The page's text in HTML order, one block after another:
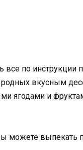
все по инструкции
вкусным
ягодами и
можете выпекать